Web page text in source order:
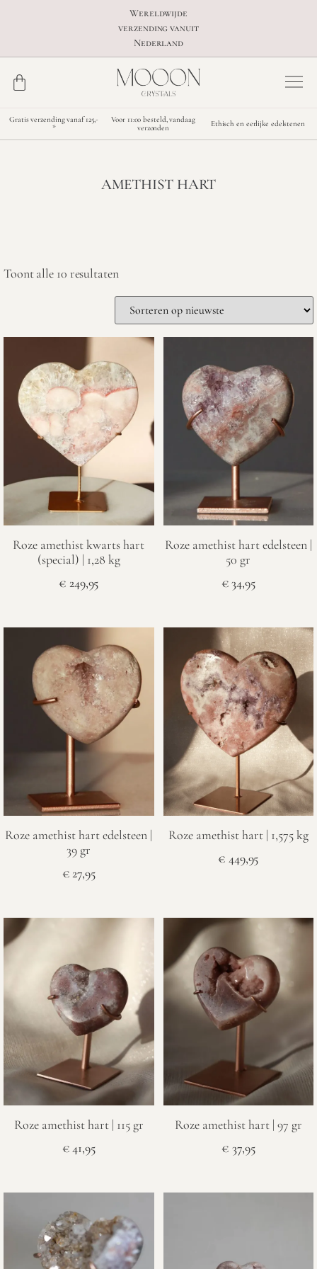
Wereldwijde
verzending vanuit
Nederland
Gratis verzending vanaf 125,-
*
Voor 11:00 besteld, vandaag
verzonden
Ethisch en eerlijke edelstenen
AMETHIST HART
Toont alle 10 resultaten
Roze amethist kwarts hart
(special) | 1,28 kg
€ 249,95
Roze amethist hart edelsteen |
50 gr
€34,95
Roze amethist hart edelsteen |
39 gr
€27,95
Roze amethist hart | 1,575 kg
€ 449,95
Roze amethist hart | 115 gr
€41,95
Roze amethist hart | 97 gr
€ 37,95